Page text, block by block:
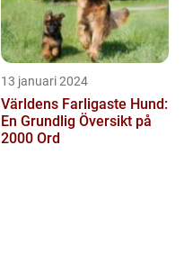
13 januari 2024
Världens Farligaste Hund:
En Grundlig Översikt på
2000 Ord